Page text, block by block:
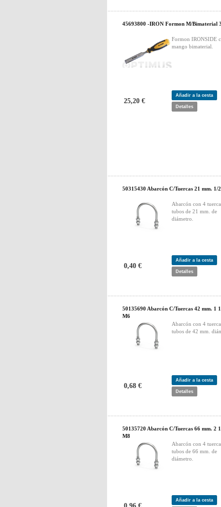
45693800 -IRON Formon M/Bimaterial
Formon IRONSIDE
mango bimaterial.
25,20 €
Añadir a la cesta
Detalles
50315430 Abarcón C/Tuercas 21 mm. 1/
Abarcón con 4
tubos de 21 mm. de
diámetro.
0,40 €
Añadir a la cesta
Detalles
50135690 Abarcón C/Tuercas 42 mm. 1
M6
Abarcón con 4
tubos de 42 mm.
0,68 €
Añadir a la cesta
Detalles
50135720 Abarcón C/Tuercas 66 mm. 2
M8
Abarcón con 4
tubos de 66 mm. de
diámetro.
Añadir a la cesta